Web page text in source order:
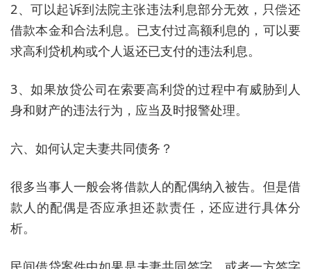
2、可以起诉到法院主张违法利息部分无效，只偿还
借款本金和合法利息。已支付过高额利息的，可以要
求高利贷机构或个人返还已支付的违法利息。
3、如果放贷公司在索要高利贷的过程中有威胁到人
身和财产的违法行为，应当及时报警处理。
六、如何认定夫妻共同债务？
很多当事人一般会将借款人的配偶纳入被告。但是借
款人的配偶是否应承担还款责任，还应进行具体分
析。